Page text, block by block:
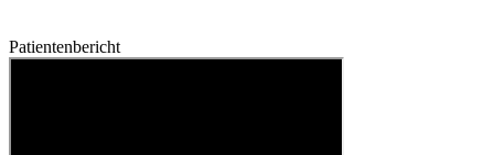
Patientenbericht